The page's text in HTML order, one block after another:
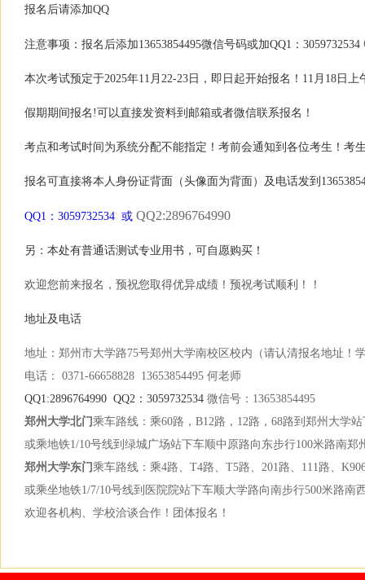
报名后请添加QQ
注意事项：报名后添加13653854495微信号码或加QQ1：3059732534
本次考试预定于2025年11月22-23日，即日起开始报名！11月18日上
假期期间报名!可以直接发资料到邮箱或者微信联系报名！
考点和考试时间为系统分配不能指定！考前会通知到各位考生！考
报名可直接将本人身份证背面（头像面为背面）及电话发到
QQ1：3059732534 或 QQ2:2896764990
另：本处有普通话测试专业用书，可自愿购买！
欢迎您前来报名，预祝您取得优异成绩！预祝考试顺利！！
地址及电话
地址：郑州市大学路75号郑州大学南校区校内（请认清报名地址！
电话： 0371-66658828 13653854495 何老师
QQ1:2896764990 QQ2：3059732534 微信号：13653854495
郑州大学北门乘车路线：乘60路，B12路，12路，68路到郑州大学
或乘地铁1/10号线到绿城广场站下车顺中原路向东步行100米路南郑
郑州大学东门乘车路线：乘4路、T4路、T5路、201路、111路、
或乘坐地铁1/7/10号线到医院院站下车顺大学路向南步行500米路南
欢迎各机构、学校洽谈合作！团体报名！